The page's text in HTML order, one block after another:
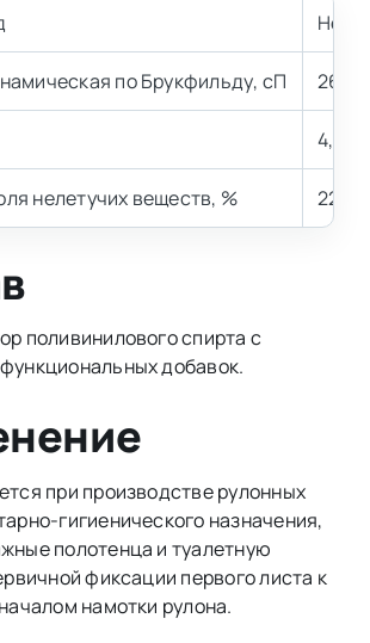
по Брукфильду, сП 26
4,0 –
нелетучих веществ, % 22,0
поливинилового спирта с
добавок.
при производстве рулонных
гигиенического назначения,
полотенца и туалетную
фиксации первого листа к
намотки рулона.